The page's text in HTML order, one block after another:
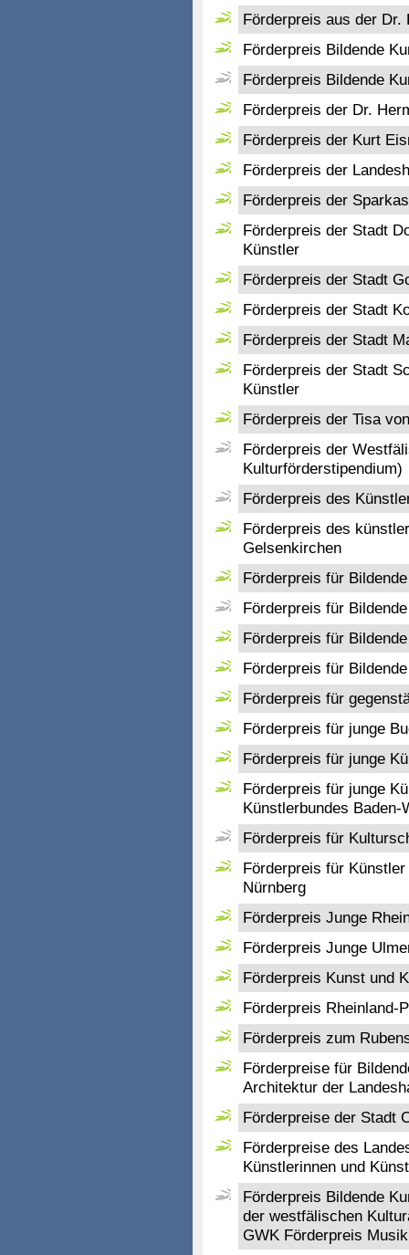
Förderpreis aus der Dr.
Förderpreis Bildende
Förderpreis Bildende
Förderpreis der Dr.
Förderpreis der Kurt
Förderpreis der
Förderpreis der
Förderpreis der Stadt
Künstler
Förderpreis der Stadt
Förderpreis der Stadt
Förderpreis der Stadt
Förderpreis der Stadt
Künstler
Förderpreis der Tisa
Förderpreis der
Kulturförderstipendium)
Förderpreis des
Förderpreis des
Gelsenkirchen
Förderpreis für
Förderpreis für
Förderpreis für
Förderpreis für
Förderpreis für
Förderpreis für junge
Förderpreis für junge
Förderpreis für junge
Künstlerbundes Baden-
Förderpreis für
Förderpreis für
Nürnberg
Förderpreis Junge
Förderpreis Junge
Förderpreis Kunst und
Förderpreis Rheinland-
Förderpreis zum
Förderpreise für
Architektur der
Förderpreise der Stadt
Förderpreise des
Künstlerinnen und
Förderpreis Bildende
der westfälischen
GWK Förderpreis Musik